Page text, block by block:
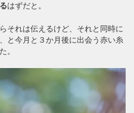
はずだと。
それは伝えるけど、それと同時に
と今月と３か月後に出会う赤い糸
。